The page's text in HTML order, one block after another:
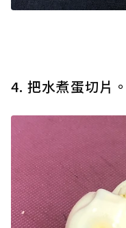
4. 把水煮蛋切片。